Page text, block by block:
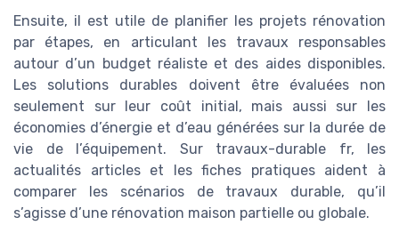
Ensuite, il est utile de planifier les projets rénovation
par étapes, en articulant les travaux responsables
autour d’un budget réaliste et des aides disponibles.
Les solutions durables doivent être évaluées non
seulement sur leur coût initial, mais aussi sur les
économies d’énergie et d’eau générées sur la durée de
vie de l’équipement. Sur travaux-durable fr, les
actualités articles et les fiches pratiques aident à
comparer les scénarios de travaux durable, qu’il
s’agisse d’une rénovation maison partielle ou globale.